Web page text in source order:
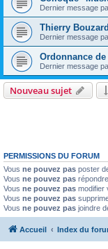
Dernier message
Thierry
Dernier message
Ordonnance de
Dernier message
Nouveau sujet
PERMISSIONS DU FORUM
Vous ne pouvez pas poster
Vous ne pouvez pas
Vous ne pouvez pas modifier
Vous ne pouvez pas
Vous ne pouvez pas joindre
Accueil Index du